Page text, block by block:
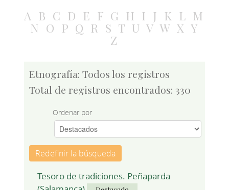
A B C D E F G H I J K L M
N O P Q R S T U V W X Y
Z
Etnografía: Todos los registros
Total de registros encontrados: 330
Ordenar por
Redefinir la búsqueda
Tesoro de tradiciones. Peñaparda